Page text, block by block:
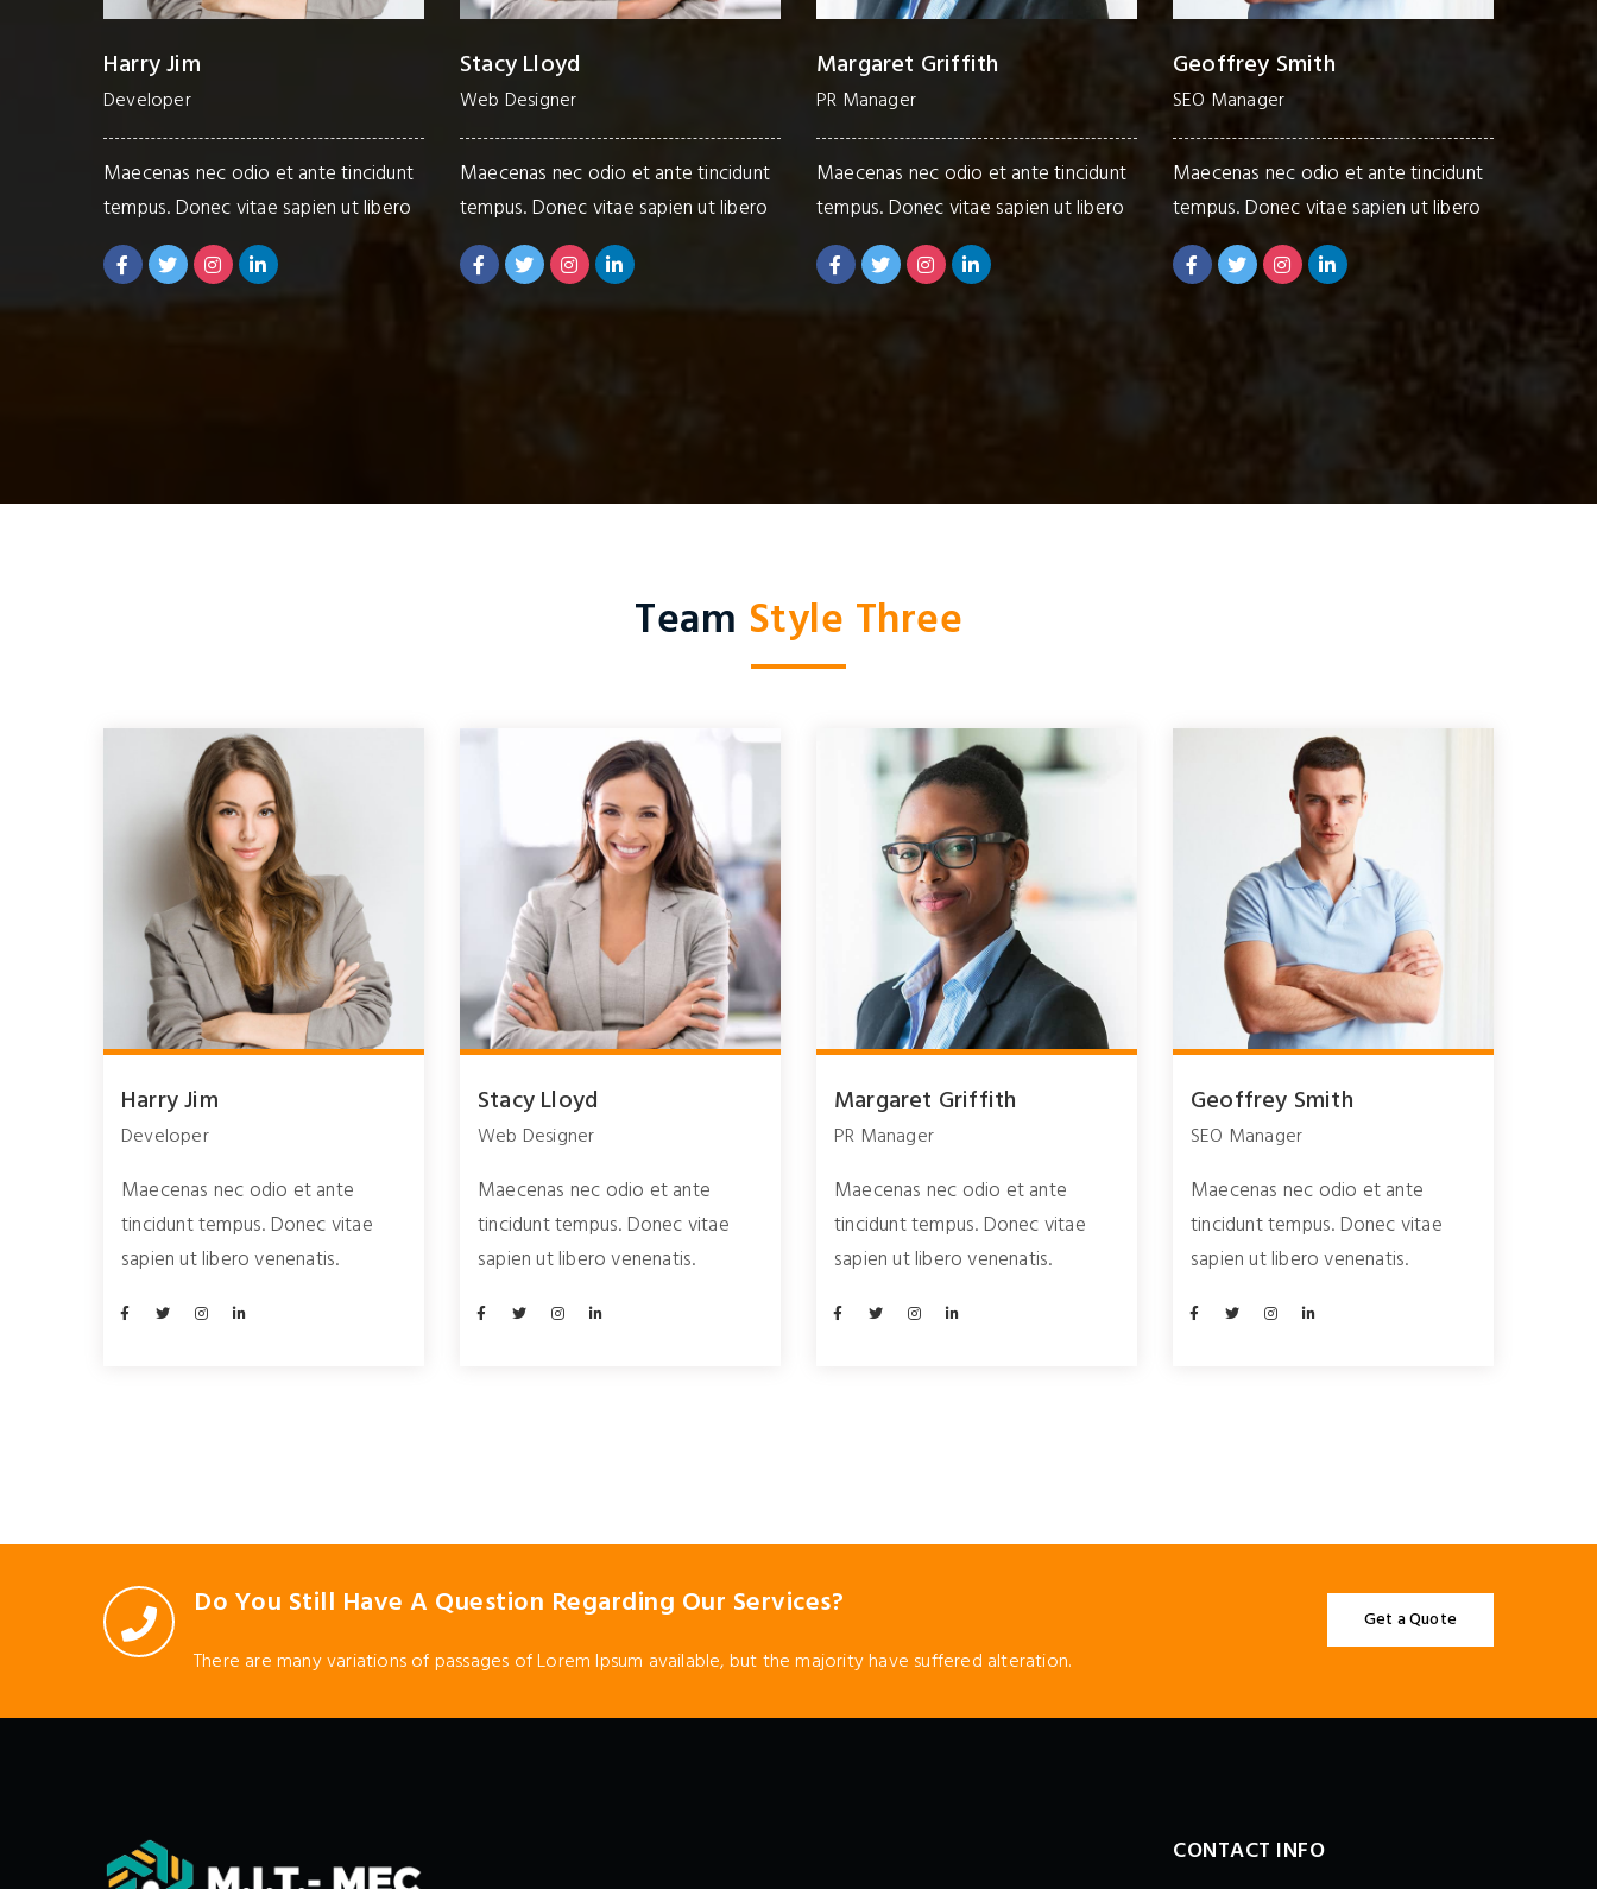
Stacy Lloyd
Web Designer
Maecenas nec odio et ante tincidunt
tempus. Donec vitae sapien ut libero
Margaret Griffith
PR Manager
Maecenas nec odio et ante tincidunt
tempus. Donec vitae sapien ut libero
Geoffrey Smith
SEO Manager
Maecenas nec odio et ante tincidunt
tempus. Donec vitae sapien ut libero
Harry Jim
Developer
Maecenas nec odio et ante tincidunt
tempus. Donec vitae sapien ut libero
Team Style Three
Harry Jim
Developer
Maecenas nec odio et ante
tincidunt tempus. Donec vitae
sapien ut libero venenatis.
Stacy Lloyd
Web Designer
Maecenas nec odio et ante
tincidunt tempus. Donec vitae
sapien ut libero venenatis.
Margaret Griffith
PR Manager
Maecenas nec odio et ante
tincidunt tempus. Donec vitae
sapien ut libero venenatis.
Geoffrey Smith
SEO Manager
Maecenas nec odio et ante
tincidunt tempus. Donec vitae
sapien ut libero venenatis.
Do You Still Have A Question Regarding Our Services?
There are many variations of passages of Lorem Ipsum available, but the majority have suffered alteration.
Get a Quote
CONTACT INFO